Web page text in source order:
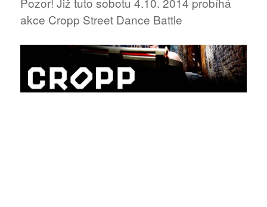
akce Cropp Street Dance Battle